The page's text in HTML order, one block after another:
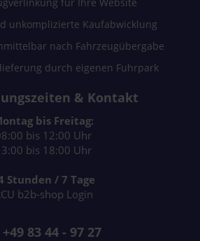
unkomplizierte Kaufabwicklung
nach Fahrzeugübergabe
durch eigenen Fuhrpark
& Kontakt
bis Freitag:
bis 12:00 Uhr
bis 18:00 Uhr
Stunden / 7 Tage
b2b-shop Login
83 44 - 97 27